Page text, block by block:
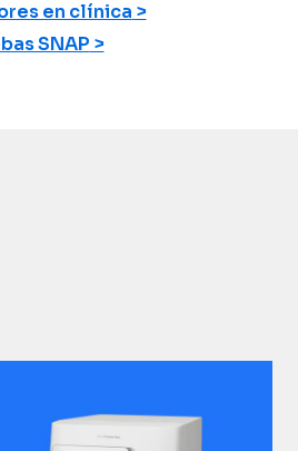
en clínica
SNAP